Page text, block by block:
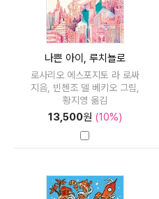
나쁜 아이, 루치뇰로
로사리오 에스포지토 라 로싸
지음, 빈첸조 델 베키오 그림,
황지영 옮김
13,500원 (10%)